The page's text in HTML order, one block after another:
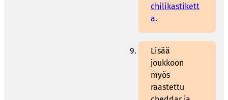
chilikastikett
a.
Lisää
joukkoon
myös
raastettu